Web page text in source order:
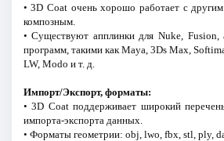
• 3D Coat очень хорошо работает с
композным.
• Существуют апплинки для Nuke, Fusion,
программ, такими как Maya, 3Ds Max,
LW, Modo и т. д.
Импорт/Экспорт, форматы:
• 3D Coat поддерживает широкий
импорта-экспорта данных.
• Форматы геометрии: obj, lwo, fbx, stl, ply,